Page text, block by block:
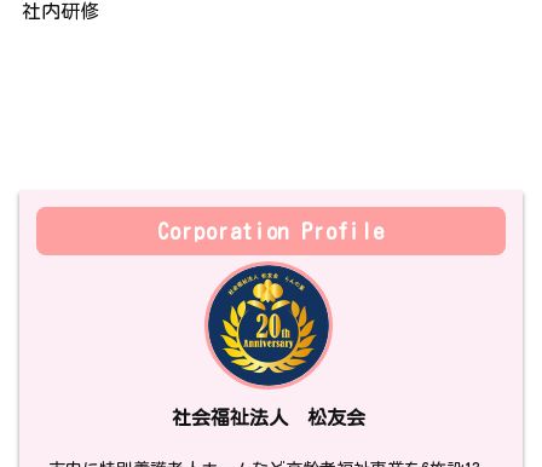
社内研修
Corporation Profile
社会福祉法人 松友会